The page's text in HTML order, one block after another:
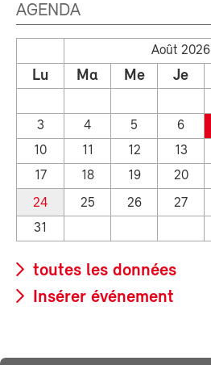
AGENDA
Août 2026
Lu Ma Me Je
3
4 5 6
10
11 12 13
17
18 19 20
24
25 26 27
31
toutes les données
Insérer événement